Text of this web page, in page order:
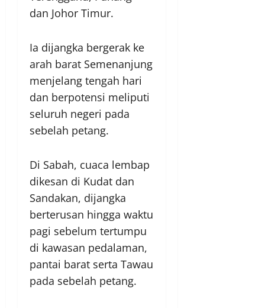
dan Johor Timur.
Ia dijangka bergerak ke
arah barat Semenanjung
menjelang tengah hari
dan berpotensi meliputi
seluruh negeri pada
sebelah petang.
Di Sabah, cuaca lembap
dikesan di Kudat dan
Sandakan, dijangka
berterusan hingga waktu
pagi sebelum tertumpu
di kawasan pedalaman,
pantai barat serta Tawau
pada sebelah petang.